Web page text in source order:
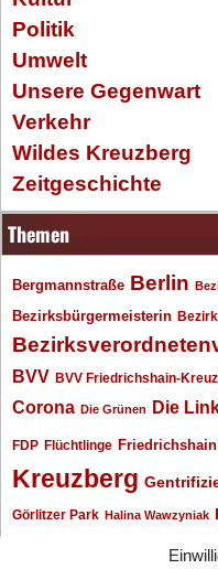
Politik
Umwelt
Unsere Gegenwart
Verkehr
Wildes Kreuzberg
Zeitgeschichte
Themen
Bergmannstraße Berlin
Bezirksbürgermeisterin
BVV BVV Friedrichshain-
Corona Die Grünen Die
FDP Flüchtlinge Friedrichshain
Kreuzberg
Görlitzer Park Halina Wawzyniak